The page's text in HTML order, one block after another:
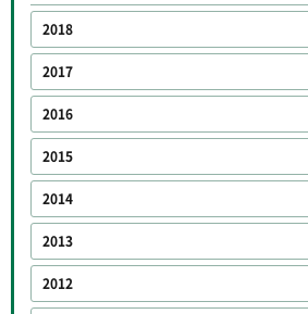
2018
2017
2016
2015
2014
2013
2012